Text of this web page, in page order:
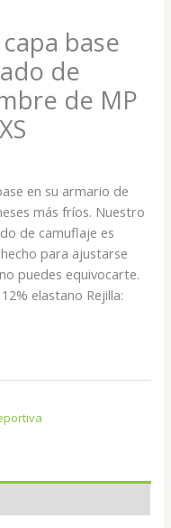
base
de
de MP
en su armario de
más fríos. Nuestro
de camuflaje es
para ajustarse
puedes equivocarte.
elastano Rejilla: